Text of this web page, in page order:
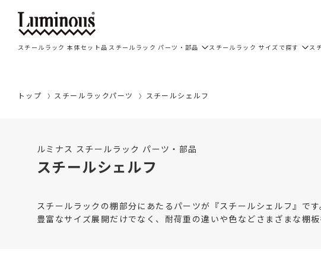
スチールラック 本体セット品 スチールラック パーツ・部品 スチールラック サイズで探す ス
トップ スチールラックパーツ スチールシェルフ
ルミナス スチールラック パーツ・部品
スチールシェルフ
スチールラックの棚部分にあたるパーツが『スチールシェルフ』です
豊富なサイズ展開だけでなく、耐荷重の違いや色などさまざまな棚